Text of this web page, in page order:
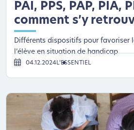
PAI, PPS, PAP, PIA,
comment s’y
Différents dispositifs pour favoriser
l’élève en situation de handicap
04.12.2024L’ESSENTIEL